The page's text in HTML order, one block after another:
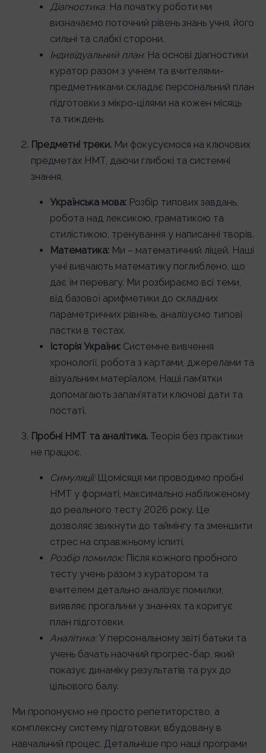
Діагностика:На початку роботи ми
визначаємо поточний рівень знань учня, його
сильні та слабкі сторони.
Індивідуальний план:На основі діагностики
куратор разом з учнем та вчителями-
предметниками складає персональний план
підготовки з мікро-цілями на кожен місяць
та тиждень.
Предметні треки. Ми фокусуємося на ключових
предметах НМТ, даючи глибокі та системні
знання.
Українська мова: Розбір типових завдань,
робота над лексикою, граматикою та
стилістикою, тренування у написанні творів.
Математика: Ми – математичний ліцей. Наші
учні вивчають математику поглиблено, що
дає їм перевагу. Ми розбираємо всі теми,
від базової арифметики до складних
параметричних рівнянь, аналізуємо типові
пастки в тестах.
Історія України: Системне вивчення
хронології, робота з картами, джерелами та
візуальним матеріалом. Наші пам’ятки
допомагають запам’ятати ключові дати та
постаті.
Пробні НМТ та аналітика. Теорія без практики
не працює.
Симуляції:Щомісяця ми проводимо пробні
НМТ у форматі, максимально наближеному
до реального тесту 2026 року. Це
дозволяє звикнути до таймінгу та зменшити
стрес на справжньому іспиті.
Розбір помилок:Після кожного пробного
тесту учень разом з куратором та
вчителем детально аналізує помилки,
виявляє прогалини у знаннях та коригує
план підготовки.
Аналітика:У персональному звіті батьки та
учень бачать наочний прогрес-бар, який
показує динаміку результатів та рух до
цільового балу.
Ми пропонуємо не просто репетиторство, а
комплексну систему підготовки, вбудовану в
навчальний процес. Детальніше про наші програми